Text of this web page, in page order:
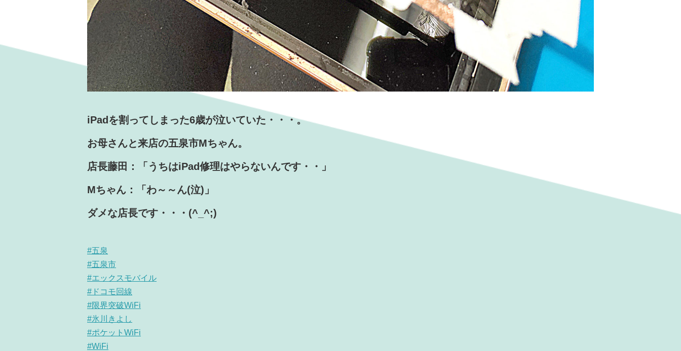
iPadを割ってしまった6歳が泣いていた・・・。
お母さんと来店の五泉市Mちゃん。
店長藤田：「うちはiPad修理はやらないんです・・」
Mちゃん：「わ～～ん(泣)」
ダメな店長です・・・(^_^;)
#五泉
#五泉市
#エックスモバイル
#ドコモ回線
#限界突破WiFi
#氷川きよし
#ポケットWiFi
#WiFi